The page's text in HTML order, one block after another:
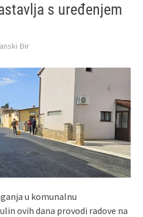
s uređenjem
Đir
u komunalnu
ovih dana provodi radove na